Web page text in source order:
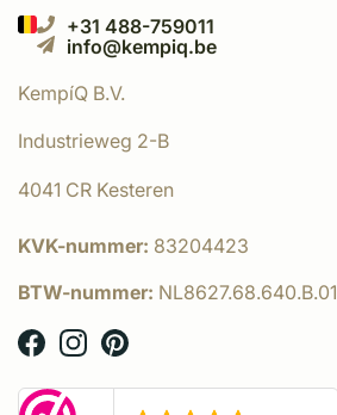
+31 488-759011
info@kempiq.be
KempíQ B.V.
Industrieweg 2-B
4041 CR Kesteren
KVK-nummer: 83204423
BTW-nummer: NL8627.68.640.B.01